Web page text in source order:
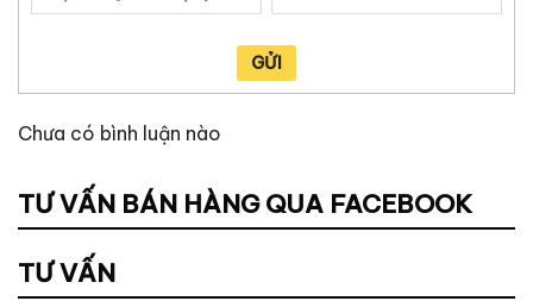
GỬI
Chưa có bình luận nào
TƯ VẤN BÁN HÀNG QUA FACEBOOK
TƯ VẤN